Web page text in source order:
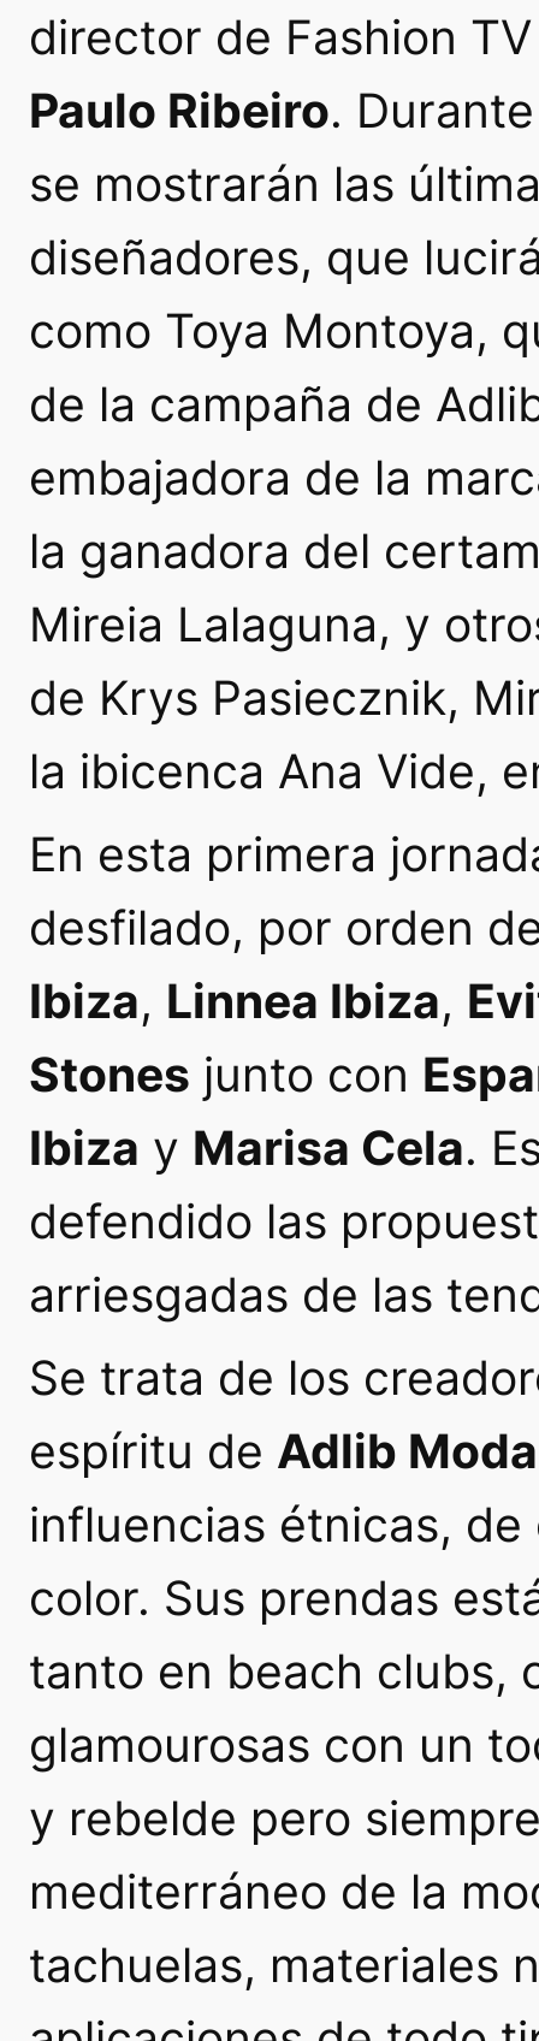
director de Fashion
Paulo Ribeiro.
se mostrarán las
diseñadores, que
como Toya Montoya,
de la campaña de
embajadora de la
la ganadora del
Mireia Lalaguna, y
de Krys Pasiecznik,
la ibicenca Ana Vide,
En esta primera
desfilado, por orden
Ibiza, Linnea Ibiza,
Stones junto con
Ibiza y Marisa Cela.
defendido las
arriesgadas de las
Se trata de los
espíritu de Adlib
influencias étnicas,
color. Sus prendas
tanto en beach clubs,
glamourosas con un
y rebelde pero
mediterráneo de la
tachuelas, materiales